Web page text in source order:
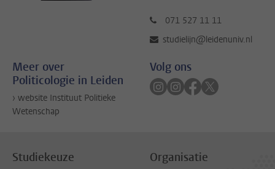
071 527 11 11
studielijn@leidenuniv.nl
Meer over
Politicologie in Leiden
› website Instituut Politieke
Wetenschap
Volg ons
Volg ons op instagram
Volg ons op instagram
Volg ons op
Volg ons op
Studiekeuze Organisatie